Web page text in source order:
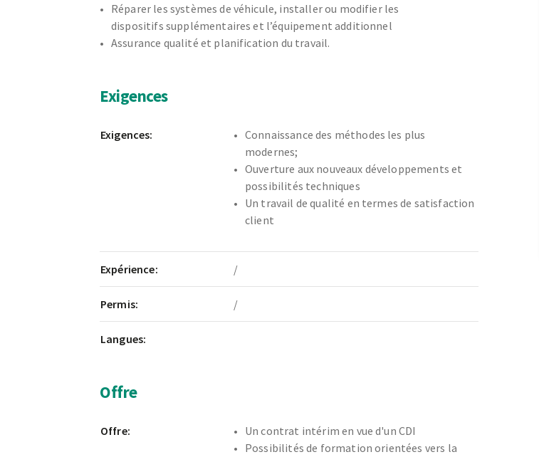
Réparer les systèmes de véhicule, installer ou modifier les
dispositifs supplémentaires et l’équipement additionnel
Assurance qualité et planification du travail.
Exigences
Exigences:
Connaissance des méthodes les plus
modernes;
Ouverture aux nouveaux développements et
possibilités techniques
Un travail de qualité en termes de satisfaction
client
Expérience: /
Permis: /
Langues:
Offre
Offre:
Un contrat intérim en vue d'un CDI
Possibilités de formation orientées vers la